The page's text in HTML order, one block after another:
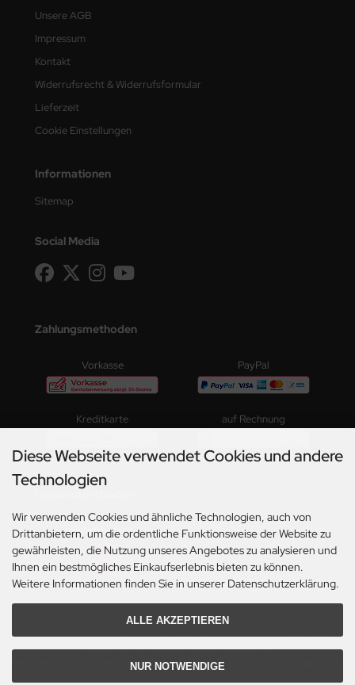
Unsere AGB
Impressum
Kontakt
Widerrufsrecht & Widerrufsformular
Lieferzeit
Cookie Einstellungen
Informationen
Sitemap
Social Media
Zahlungsmethoden
Vorkasse PayPal
Kreditkarte auf Rechnung
Versandmethoden
Paketversand
Alle Preise inkl. gesetzl. MwSt. zzgl.Versandkosten. Die durchgestrichenen Preise
entsprechen dem bisherigen Preis bei Musikdeko4u.
Musikdeko4u © 2026 | Template © 2009-2026 by modified eCommerce Shopsoftware
Diese Webseite verwendet Cookies und andere
Technologien
Wir verwenden Cookies und ähnliche Technologien, auch von
Drittanbietern, um die ordentliche Funktionsweise der Website zu
gewährleisten, die Nutzung unseres Angebotes zu analysieren und
Ihnen ein bestmögliches Einkaufserlebnis bieten zu können.
Weitere Informationen finden Sie in unserer Datenschutzerklärung.
ALLE AKZEPTIEREN
NUR NOTWENDIGE